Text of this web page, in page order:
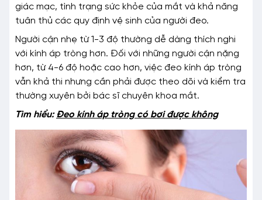
giác mạc, tình trạng sức khỏe của mắt và khả năng
tuân thủ các quy định vệ sinh của người đeo.
Người cận nhẹ từ 1-3 độ thường dễ dàng thích nghi
với kính áp tròng hơn. Đối với những người cận nặng
hơn, từ 4-6 độ hoặc cao hơn, việc đeo kính áp tròng
vẫn khả thi nhưng cần phải được theo dõi và kiểm tra
thường xuyên bởi bác sĩ chuyên khoa mắt.
Tìm hiểu:Đeo kính áp tròng có bơi được không